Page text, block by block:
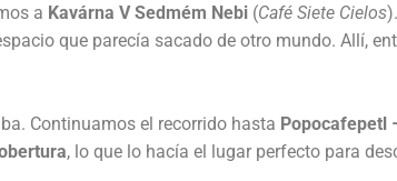
a Kavárna V Sedmém Nebi (Café Siete Cielos
que parecía sacado de otro mundo. Allí,
Continuamos el recorrido hasta Popocafepetl
, lo que lo hacía el lugar perfecto para